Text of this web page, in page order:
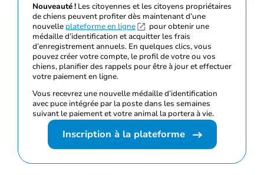
Nouveauté ! Les citoyennes et les citoyens propriétaires
de chiens peuvent profiter dès maintenant d’une
nouvelle plateforme en ligne
pour obtenir une
médaille d’identification et acquitter les frais
d’enregistrement annuels. En quelques clics, vous
pouvez créer votre compte, le profil de votre ou vos
chiens, planifier des rappels pour être à jour et effectuer
votre paiement en ligne.
Vous recevrez une nouvelle médaille d’identification
avec puce intégrée par la poste dans les semaines
suivant le paiement et votre animal la portera à vie.
Inscription à la plateforme